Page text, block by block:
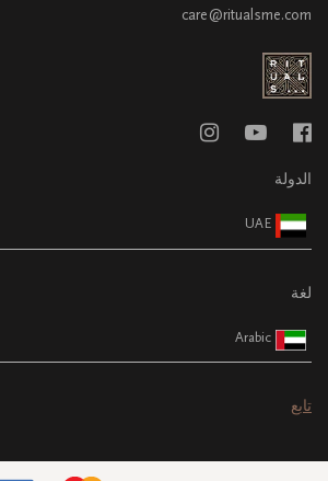
care@ritualsme.com
الدولة
UAE
لغة
Arabic
تابع